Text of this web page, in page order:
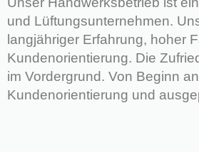
und Lüftungsunternehmen.
langjähriger Erfahrung, hoher
Kundenorientierung. Die
im Vordergrund. Von Beginn
Kundenorientierung und